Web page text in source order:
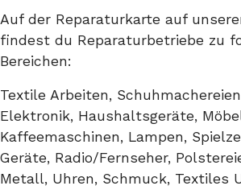
Auf der Reparaturkarte auf
findest du Reparaturbetriebe zu
Bereichen:
Textile Arbeiten,
Elektronik, Haushaltsgeräte,
Kaffeemaschinen, Lampen,
Geräte, Radio/Fernseher,
Metall, Uhren, Schmuck, Textiles